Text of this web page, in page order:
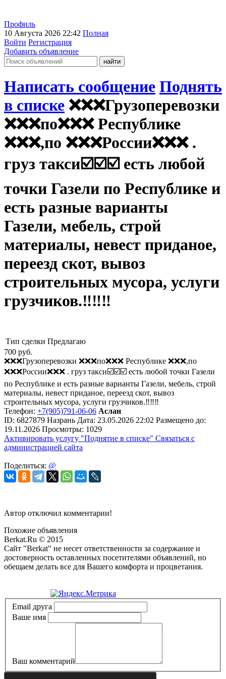
Профиль
10 Августа 2026 22:42 Полная
Войти Регистрация
Добавить объявление
Написать сообщение Поднять
в списке ❌❌❌Грузоперевозки
❌❌❌по❌❌❌ Республике
❌❌❌,по ❌❌❌России❌❌❌ .
груз такси☑️☑️☑️ есть любой
точки Газели по Республике и
есть разные варианты
Газели, мебель, строй
материалы, невест приданое,
переезд скот, вывоз
строительных мусора, услуги
грузчиков.‼️‼️‼️
Тип сделки Предлагаю
700 руб.
❌❌❌Грузоперевозки ❌❌❌по❌❌❌ Республике ❌❌❌,по
❌❌❌России❌❌❌ . груз такси☑️☑️☑️ есть любой точки Газели
по Республике и есть разные варианты Газели, мебель, строй
материалы, невест приданое, переезд скот, вывоз
строительных мусора, услуги грузчиков.‼️‼️‼️
Телефон: +7(905)791-06-06 Аслан
ID: 6827879 Назрань Дата: 23.05.2026 22:02 Размещено до:
19.11.2026 Просмотры: 1029
Активировать услугу "Поднятие в списке" Связаться с
администрацией сайта
Поделиться: @
Автор отключил комментарии!
Похожие объявления
Berkat.Ru © 2015
Сайт "Berkat" не несет ответственности за содержание и
достоверность оставленных посетителями объявлений, но
обещаем делать все для Вашего комфорта и процветания.
Email друга
Ваше имя
Ваш комментарий